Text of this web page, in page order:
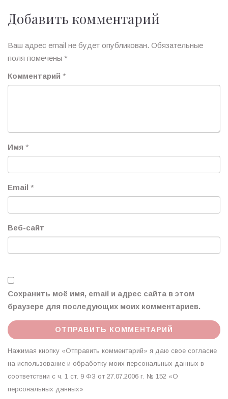
Добавить комментарий
Ваш адрес email не будет опубликован. Обязательные
поля помечены *
Комментарий *
Имя *
Email *
Веб-сайт
Сохранить моё имя, email и адрес сайта в этом
браузере для последующих моих комментариев.
Нажимая кнопку «Отправить комментарий» я даю свое согласие
на использование и обработку моих персональных данных в
соответствии с ч. 1 ст. 9 ФЗ от 27.07.2006 г. № 152 «О
персональных данных»